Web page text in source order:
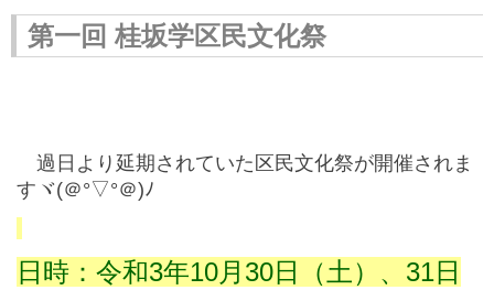
第一回 桂坂学区民文化祭
過日より延期されていた区民文化祭が開催されま
すヾ(＠°▽°＠)ﾉ
日時：令和3年10月 30日（土）、 31日